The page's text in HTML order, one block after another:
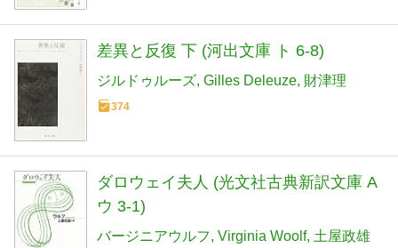
差異と反復 下 (河出文庫 ト 6-8)
ジルドゥルーズ Gilles Deleuze 財津理
374
ダロウェイ夫人 (光文社古典新訳文庫 A
ウ 3-1)
バージニアウルフ Virginia Woolf 土屋政雄